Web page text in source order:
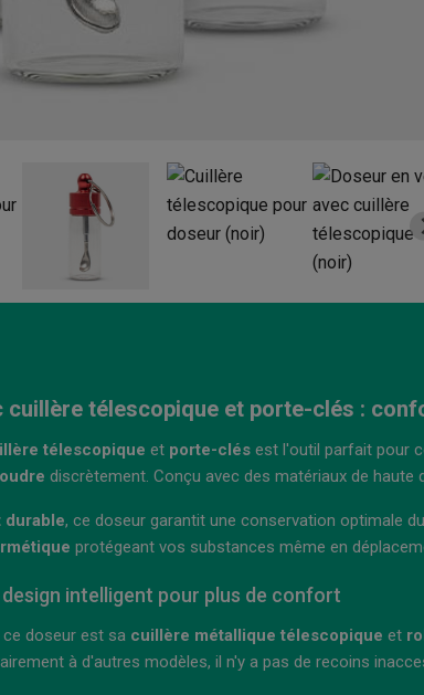
cuillère télescopique et porte-clés :
télescopique et porte-clés est l'outil parfait pour
discrètement. Conçu avec des matériaux de
durable, ce doseur garantit une conservation optimale
protégeant vos substances même en
intelligent pour plus de confort
doseur est sa cuillère métallique télescopique et
à d'autres modèles, il n'y a pas de recoins